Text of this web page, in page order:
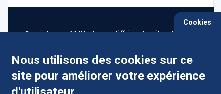
Accéder au CHU et ses différents sites ?
Comment préparer mon hospitalisation ?
Cookies
Nous utilisons des cookies sur ce
site pour améliorer votre expérience